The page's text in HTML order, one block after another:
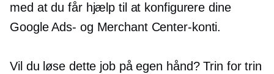
med at du får hjælp til at konfigurere dine
Google Ads- og Merchant Center-konti.
Vil du løse dette job på egen hånd? Trin for trin